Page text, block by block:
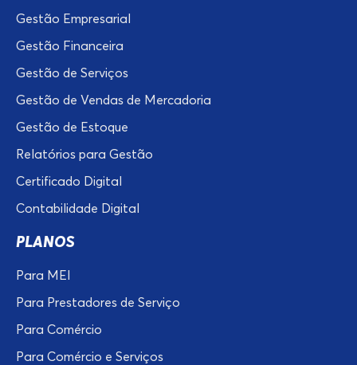
Gestão Empresarial
Gestão Financeira
Gestão de Serviços
Gestão de Vendas de Mercadoria
Gestão de Estoque
Relatórios para Gestão
Certificado Digital
Contabilidade Digital
PLANOS
Para MEI
Para Prestadores de Serviço
Para Comércio
Para Comércio e Serviços